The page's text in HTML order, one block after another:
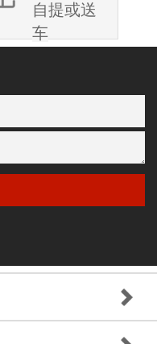
自提或送
车